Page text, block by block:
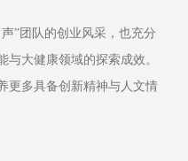
”团队的创业风采，也充分
与大健康领域的探索成效。
更多具备创新精神与人文情